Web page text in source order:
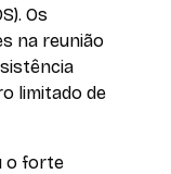
Os
na reunião
limitado de
o forte